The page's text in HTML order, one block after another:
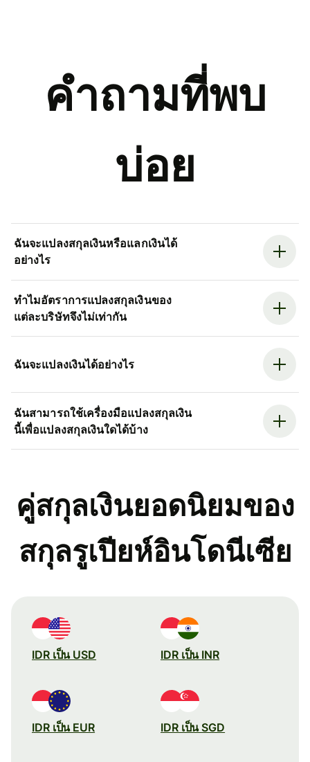
คำถามที่พบ
บ่อย
ฉันจะแปลงสกุลเงินหรือแลกเงินได้
อย่างไร
ทำไมอัตราการแปลงสกุลเงินของ
แต่ละบริษัทจึงไม่เท่ากัน
ฉันจะแปลงเงินได้อย่างไร
ฉันสามารถใช้เครื่องมือแปลงสกุลเงิน
นี้เพื่อแปลงสกุลเงินใดได้บ้าง
คู่สกุลเงินยอดนิยมของ
สกุลรูเปียห์อินโดนีเซีย
IDR เป็น USD IDR เป็น INR
IDR เป็น EUR IDR เป็น SGD